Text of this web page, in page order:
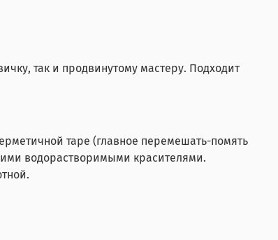
так и продвинутому мастеру. Подходит
таре (главное перемешать-помять
водорастворимыми красителями.